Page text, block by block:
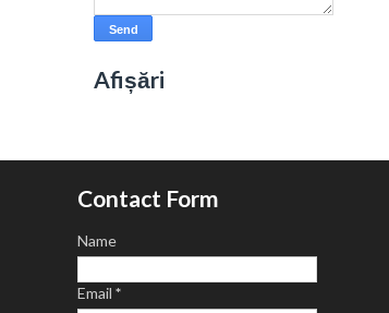
Afișări
Contact Form
Name
Email*